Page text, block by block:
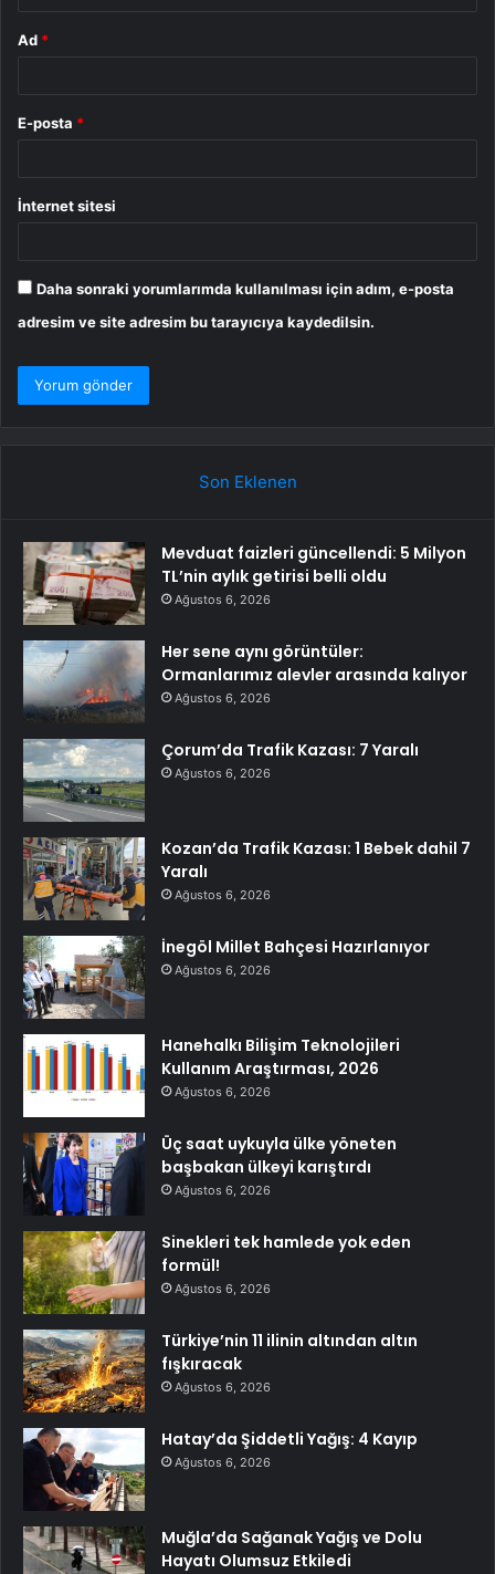
Ad *
E-posta *
İnternet sitesi
Daha sonraki yorumlarımda kullanılması için adım, e-posta
adresim ve site adresim bu tarayıcıya kaydedilsin.
Son Eklenen
Mevduat faizleri güncellendi: 5 Milyon
TL’nin aylık getirisi belli oldu
Ağustos 6, 2026
Her sene aynı görüntüler:
Ormanlarımız alevler arasında kalıyor
Ağustos 6, 2026
Çorum’da Trafik Kazası: 7 Yaralı
Ağustos 6, 2026
Kozan’da Trafik Kazası: 1 Bebek dahil 7
Yaralı
Ağustos 6, 2026
İnegöl Millet Bahçesi Hazırlanıyor
Ağustos 6, 2026
Hanehalkı Bilişim Teknolojileri
Kullanım Araştırması, 2026
Ağustos 6, 2026
Üç saat uykuyla ülke yöneten
başbakan ülkeyi karıştırdı
Ağustos 6, 2026
Sinekleri tek hamlede yok eden
formül!
Ağustos 6, 2026
Türkiye’nin 11 ilinin altından altın
fışkıracak
Ağustos 6, 2026
Hatay’da Şiddetli Yağış: 4 Kayıp
Ağustos 6, 2026
Muğla’da Sağanak Yağış ve Dolu
Hayatı Olumsuz Etkiledi